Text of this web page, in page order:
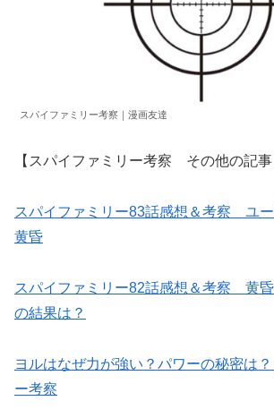
スパイファミリー考察｜漫画友達
【スパイファミリー考察 その他の記事
スパイファミリー83話感想＆考察 ユ
黄昏
スパイファミリー82話感想＆考察 黄
の結果は？
ヨルはなぜ力が強い？パワーの秘密は
ー考察